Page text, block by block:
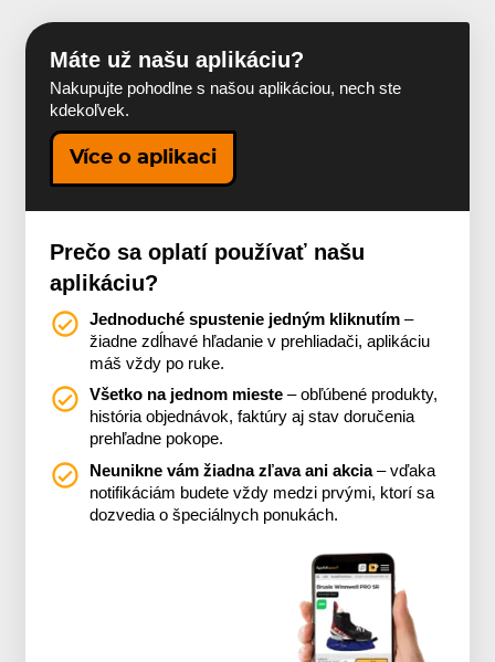
Máte už našu aplikáciu?
Nakupujte pohodlne s našou aplikáciou, nech ste
kdekoľvek.
Více o aplikaci
Prečo sa oplatí používať našu
aplikáciu?
Jednoduché spustenie jedným kliknutím –
žiadne zdĺhavé hľadanie v prehliadači, aplikáciu
máš vždy po ruke.
Všetko na jednom mieste – obľúbené produkty,
história objednávok, faktúry aj stav doručenia
prehľadne pokope.
Neunikne vám žiadna zľava ani akcia– vďaka
notifikáciám budete vždy medzi prvými, ktorí sa
dozvedia o špeciálnych ponukách.